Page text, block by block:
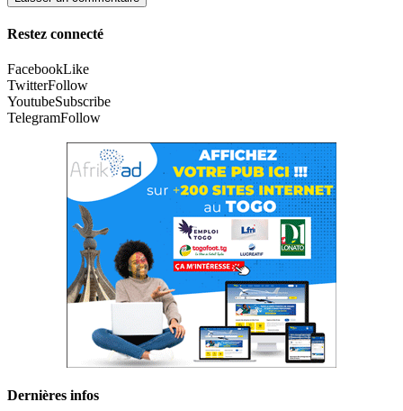
Restez connecté
FacebookLike
TwitterFollow
YoutubeSubscribe
TelegramFollow
Dernières infos